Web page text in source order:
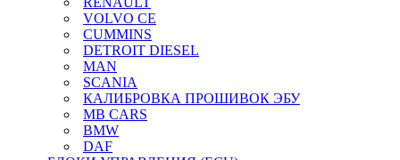
VOLVO CE
CUMMINS
DETROIT DIESEL
MAN
SCANIA
КАЛИБРОВКА ПРОШИВОК ЭБУ
MB CARS
BMW
DAF